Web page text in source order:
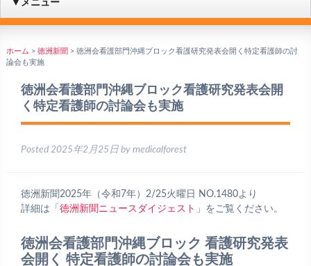
▼メニュー
ホーム > 徳洲新聞 > 徳洲会看護部門沖縄ブロック看護研究発表会開く特定看護師の討
論会も実施
徳洲会看護部門沖縄ブロック看護研究発表会開
く特定看護師の討論会も実施
Posted 2025年2月25日 by medicalforest
徳洲新聞2025年（令和7年）2/25火曜日 NO.1480より
詳細は「 徳洲新聞ニュースダイジェスト 」をご覧ください。
徳洲会看護部門沖縄ブロック 看護研究発表
会開く 特定看護師の討論会も実施